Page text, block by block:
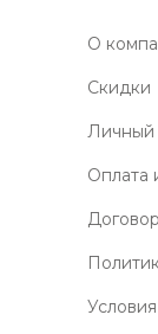
О
Скидки
Личный
Оплата